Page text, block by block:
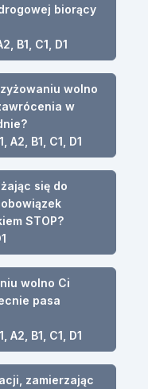
biorący
B1, C1, D1
wolno
w
A2, B1, C1, D1
się do
STOP?
wolno Ci
pasa
A2, B1, C1, D1
zamierzając